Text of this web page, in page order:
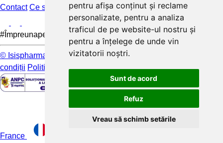
pentru afișa conținut și reclame
personalizate, pentru a analiza
traficul de pe website-ul nostru și
pentru a înțelege de unde vin
vizitatorii noștri.
Sunt de acord
Refuz
Vreau să schimb setările
Contact Ce spun clientii FAQ
#Împreunapentrupieleamea
© Isispharma 2026 Livrare si plata Mențiuni legale
condiții Politica de confidențialitate
France